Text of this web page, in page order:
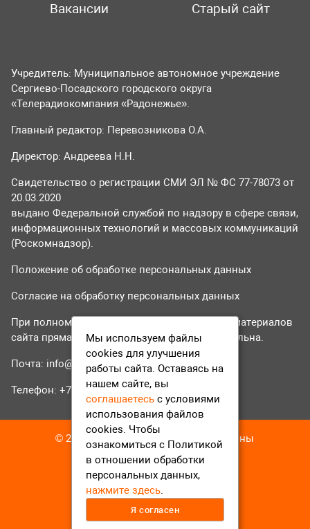
Вакансии
Старый сайт
Учредитель: Муниципальное автономное учреждение
Сергиево-Посадского городского округа
«Телерадиокомпания «Радонежье».
Главный редактор: Перевозникова О.А.
Директор: Андреева Н.Н.
Свидетельство о регистрации СМИ ЭЛ № ФС 77-78073 от
20.03.2020
выдано Федеральной службой по надзору в сфере связи,
информационных технологий и массовых коммуникаций
(Роскомнадзор).
Положение об обработке персональных данных
Согласие на обработку персональных данных
При полном или частичном использовании материалов
сайта прямая гиперссылка на tvr24.tv обязательна.
Почта: info@tvr24.tv
Телефон: +7 (496) 551-04-95
© 2016-2023 ТВР24 Все права защищены
Мы используем файлы
cookies для улучшения
работы сайта. Оставаясь на
нашем сайте, вы
соглашаетесь с условиями
использования файлов
cookies. Чтобы
ознакомиться с Политикой
в отношении обработки
персональных данных,
нажмите здесь.
Я согласен